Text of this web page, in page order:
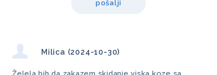
pošalji
Milica (2024-10-30)